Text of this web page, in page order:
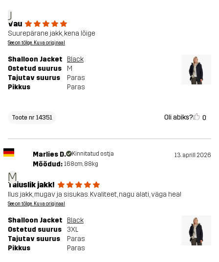
J
Vau
Suurepärane jakk, kena lõige
See on tõlge. Kuva originaal
Shalloon Jacket
Black
Ostetud suurus
M
Tajutav suurus
Paras
Pikkus
Paras
Toote nr 14351 Oli abiks? 0
M
Marlies D. Kinnitatud ostja 13. aprill 2026
Mõõdud: 168cm, 88kg
Täiuslik jakk!
Ilus jakk, mugav ja sisukas. Kvaliteet, nagu alati, väga hea!
See on tõlge. Kuva originaal
Shalloon Jacket
Black
Ostetud suurus
3XL
Tajutav suurus
Paras
Pikkus
Paras